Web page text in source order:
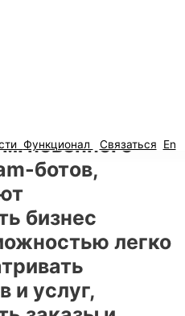
Функционал Связаться En
бизнес,
сервис
бизнес,
сервис
ботов,
бизнес
легко
и услуг,